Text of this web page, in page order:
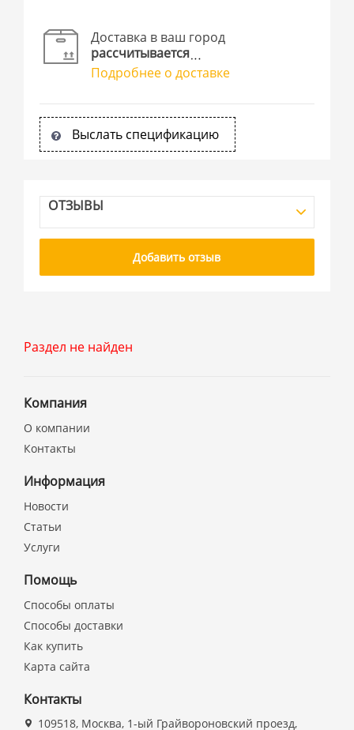
Доставка в ваш город
рассчитывается
Подробнее о доставке
Выслать спецификацию
ОТЗЫВЫ
Добавить отзыв
Раздел не найден
Компания
О компании
Контакты
Информация
Новости
Статьи
Услуги
Помощь
Способы оплаты
Способы доставки
Как купить
Карта сайта
Контакты
109518, Москва, 1-ый Грайвороновский проезд,